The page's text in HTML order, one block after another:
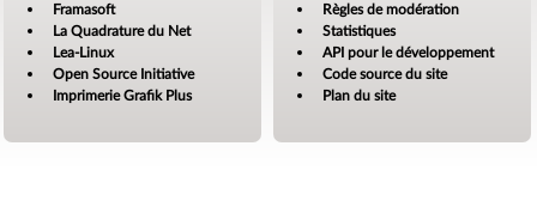
Framasoft
La Quadrature du Net
Lea-Linux
Open Source Initiative
Imprimerie Grafik Plus
Règles de modération
Statistiques
API pour le développement
Code source du site
Plan du site